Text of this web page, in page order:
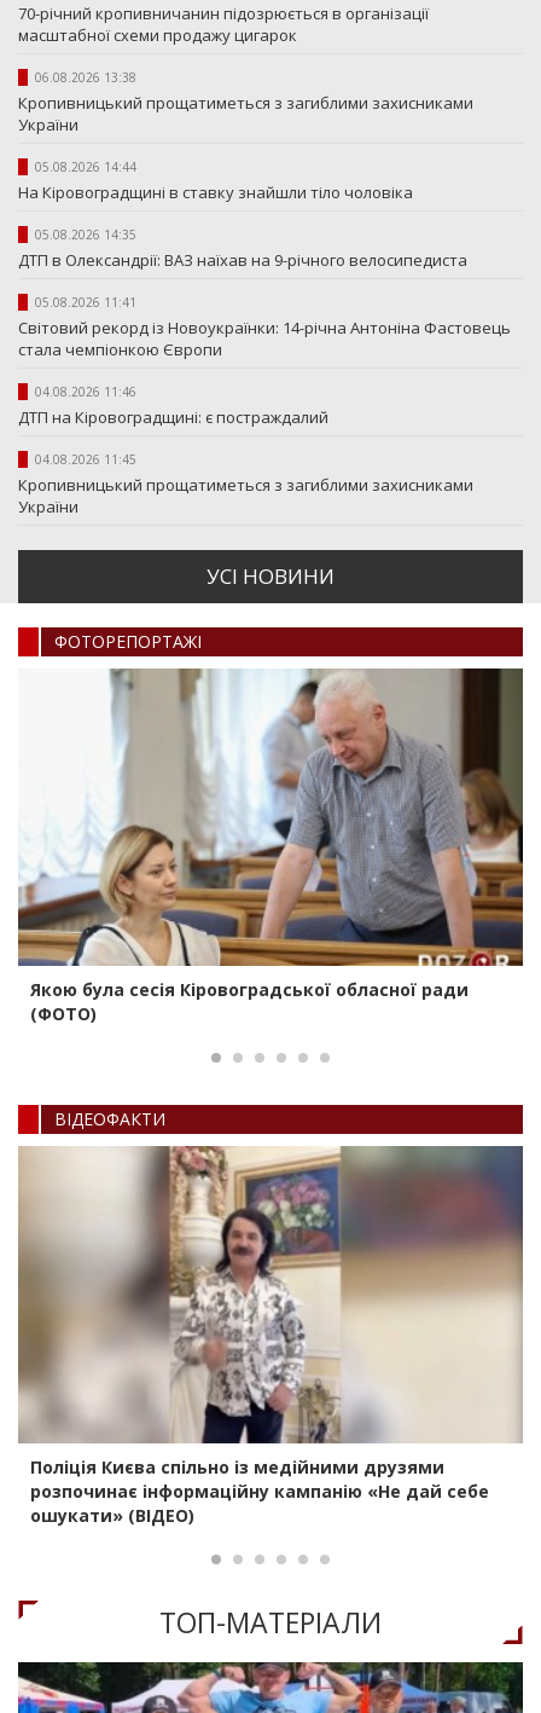
70-річний кропивничанин підозрюється в організації
масштабної схеми продажу цигарок
06.08.2026 13:38
Кропивницький прощатиметься з загиблими захисниками
України
05.08.2026 14:44
На Кіровоградщині в ставку знайшли тіло чоловіка
05.08.2026 14:35
ДТП в Олександрії: ВАЗ наїхав на 9-річного велосипедиста
05.08.2026 11:41
Світовий рекорд із Новоукраїнки: 14-річна Антоніна Фастовець
стала чемпіонкою Європи
04.08.2026 11:46
ДТП на Кіровоградщині: є постраждалий
04.08.2026 11:45
Кропивницький прощатиметься з загиблими захисниками
України
УСI НОВИНИ
ФОТОРЕПОРТАЖI
Якою була сесія Кіровоградської обласної ради
(ФОТО)
ВIДЕОФАКТИ
Поліція Києва спільно із медійними друзями
розпочинає інформаційну кампанію «Не дай себе
ошукати» (ВІДЕО)
ТОП-МАТЕРIАЛИ